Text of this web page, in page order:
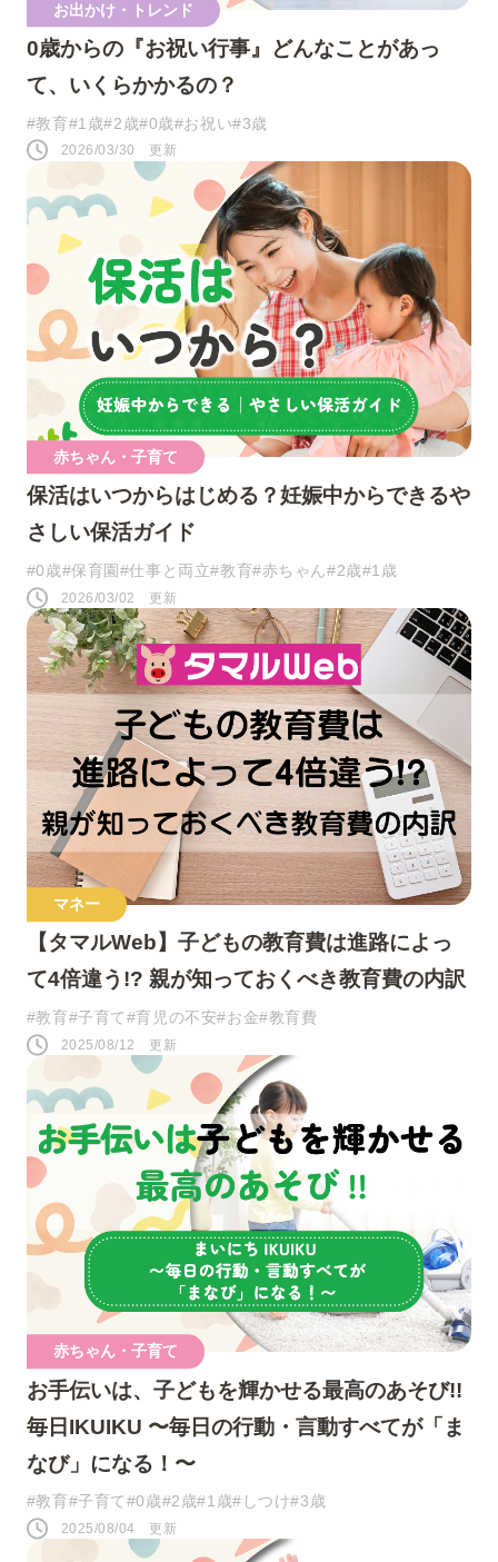
お出かけ・トレンド
0歳からの『お祝い行事』どんなことがあっ
て、いくらかかるの？
#教育#1歳#2歳#0歳#お祝い#3歳
2026/03/30 更新
赤ちゃん・子育て
保活はいつからはじめる？妊娠中からできるや
さしい保活ガイド
#0歳#保育園#仕事と両立#教育#赤ちゃん#2歳#1歳
2026/03/02 更新
マネー
【タマルWeb】子どもの教育費は進路によっ
て4倍違う!? 親が知っておくべき教育費の内訳
#教育#子育て#育児の不安#お金#教育費
2025/08/12 更新
赤ちゃん・子育て
お手伝いは、子どもを輝かせる最高のあそび!!
毎日IKUIKU 〜毎日の行動・言動すべてが「ま
なび」になる！〜
#教育#子育て#0歳#2歳#1歳#しつけ#3歳
2025/08/04 更新